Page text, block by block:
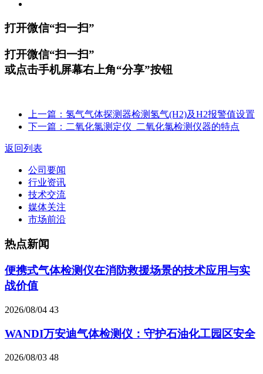
打开微信“扫一扫”
打开微信“扫一扫”
或点击手机屏幕右上角“分享”按钮
上一篇：氢气气体探测器检测氢气(H2)及H2报警值设置
下一篇：二氧化氯测定仪_二氧化氯检测仪器的特点
返回列表
公司要闻
行业资讯
技术交流
媒体关注
市场前沿
热点新闻
便携式气体检测仪在消防救援场景的技术应用与实
战价值
2026/08/04 43
WANDI万安迪气体检测仪：守护石油化工园区安全
2026/08/03 48